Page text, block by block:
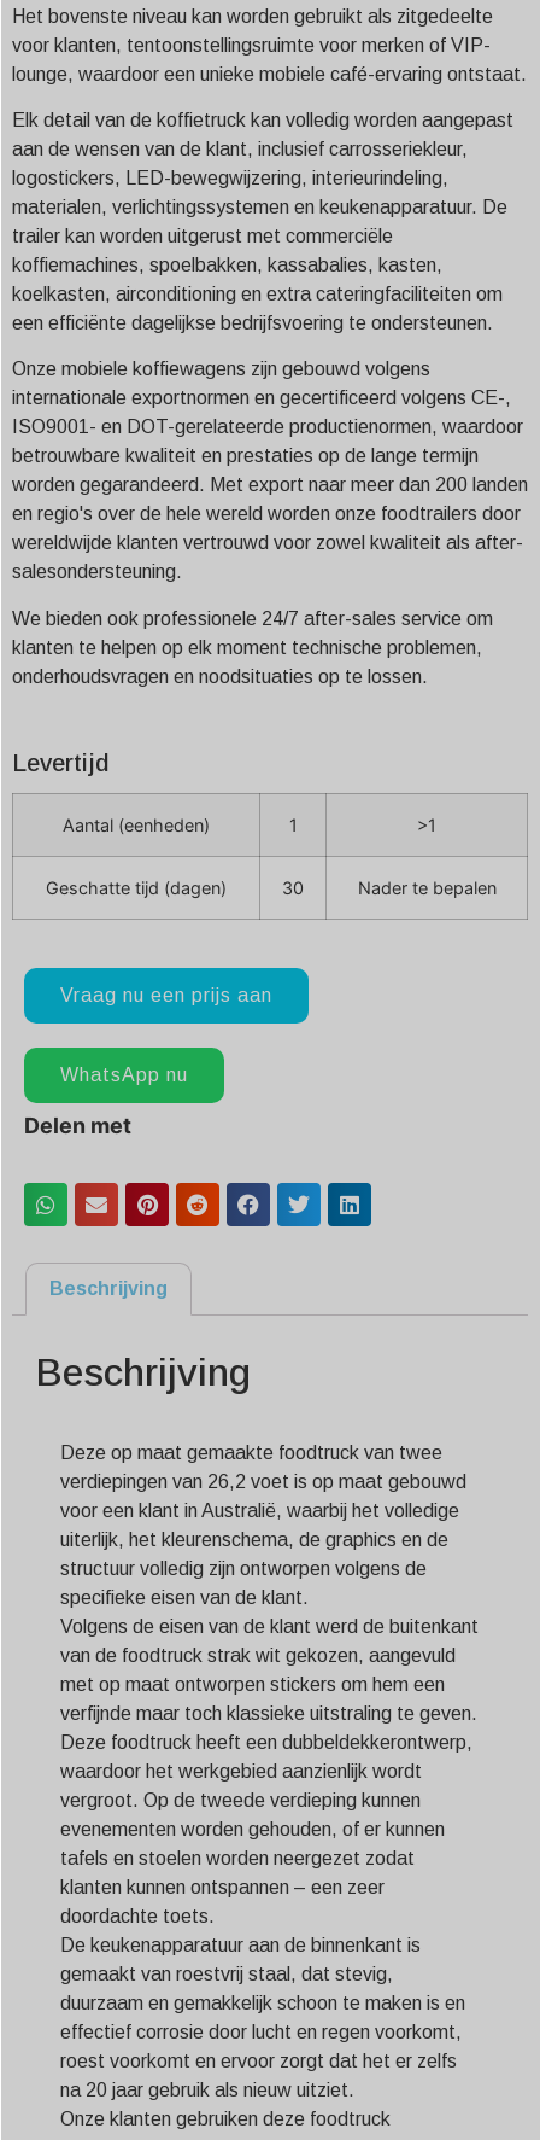
Het bovenste niveau kan worden gebruikt als zitgedeelte
voor klanten, tentoonstellingsruimte voor merken of VIP-
lounge, waardoor een unieke mobiele café-ervaring ontstaat.
Elk detail van de koffietruck kan volledig worden aangepast
aan de wensen van de klant, inclusief carrosseriekleur,
logostickers, LED-bewegwijzering, interieurindeling,
materialen, verlichtingssystemen en keukenapparatuur. De
trailer kan worden uitgerust met commerciële
koffiemachines, spoelbakken, kassabalies, kasten,
koelkasten, airconditioning en extra cateringfaciliteiten om
een ​​efficiënte dagelijkse bedrijfsvoering te ondersteunen.
Onze mobiele koffiewagens zijn gebouwd volgens
internationale exportnormen en gecertificeerd volgens CE-,
ISO9001- en DOT-gerelateerde productienormen, waardoor
betrouwbare kwaliteit en prestaties op de lange termijn
worden gegarandeerd. Met export naar meer dan 200 landen
en regio's over de hele wereld worden onze foodtrailers door
wereldwijde klanten vertrouwd voor zowel kwaliteit als after-
salesondersteuning.
We bieden ook professionele 24/7 after-sales service om
klanten te helpen op elk moment technische problemen,
onderhoudsvragen en noodsituaties op te lossen.
Levertijd
Aantal (eenheden) 1 >1
Geschatte tijd (dagen) 30 Nader te bepalen
Vraag nu een prijs aan
WhatsApp nu
Delen met
Beschrijving
Beschrijving
Deze op maat gemaakte foodtruck van twee
verdiepingen van 26,2 voet is op maat gebouwd
voor een klant in Australië, waarbij het volledige
uiterlijk, het kleurenschema, de graphics en de
structuur volledig zijn ontworpen volgens de
specifieke eisen van de klant.
Volgens de eisen van de klant werd de buitenkant
van de foodtruck strak wit gekozen, aangevuld
met op maat ontworpen stickers om hem een ​​
verfijnde maar toch klassieke uitstraling te geven.
Deze foodtruck heeft een dubbeldekkerontwerp,
waardoor het werkgebied aanzienlijk wordt
vergroot. Op de tweede verdieping kunnen
evenementen worden gehouden, of er kunnen
tafels en stoelen worden neergezet zodat
klanten kunnen ontspannen – een zeer
doordachte toets.
De keukenapparatuur aan de binnenkant is
gemaakt van roestvrij staal, dat stevig,
duurzaam en gemakkelijk schoon te maken is en
effectief corrosie door lucht en regen voorkomt,
roest voorkomt en ervoor zorgt dat het er zelfs
na 20 jaar gebruik als nieuw uitziet.
Onze klanten gebruiken deze foodtruck